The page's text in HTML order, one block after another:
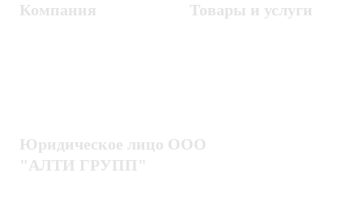
Компания Товары и услуги
Юридическое лицо ООО
"АЛТИ ГРУПП"